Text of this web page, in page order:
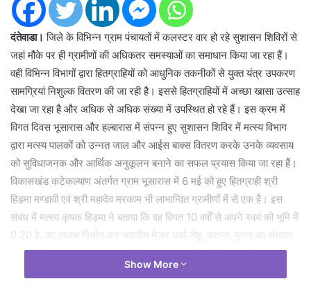
दंतेवाडा। जिले के विभिन्न ग्राम पंचायतों में कलस्टर वार हो रहे सुशासन शिविरों से
जहां मौके पर ही ग्रामीणों की अधिकतर समस्याओं का समाधान किया जा रहा हैं।
वही विभिन्न विभागों द्वारा हितग्राहियों को आधुनिक तकनीकों से युक्त यंत्र उपकरण
सामग्रियां निशुल्क वितरण की जा रही है। इससे हितग्राहियों में अच्छा खासा उत्साह
देखा जा रहा है और अधिक से अधिक संख्या में उपस्थित हो रहे हैं। इस क्रम में
विगत दिवस भूसारास और हल्बारास में संपन्न हुए सुशासन शिविर में मत्स्य विभाग
द्वारा मत्स्य पालकों को उन्नत जाल और आईस बाक्स वितरण करके उनके व्यवसाय
को सुविधाजनक और आर्थिक अनुकूलन बनाने का सफल प्रयास किया जा रहा हैं।
विकासखंड कटेकल्याण अंतर्गत ग्राम भूसारास में 6 मई को हुए हितग्राही श्री
हिड़मा मण्डावी एवं श्री महादेव मरकाम भी लाभान्वित ग्रामीणों में से एक है। इस
संबंध में मत्स्य कृषक हिड़मा ने बताया कि वह विगत 10 वर्षों से अपने स्वयं की भूमि में
0.20 हे. का तालाब निर्माण कर भारतीय मेजर कार्प रोहू, कतला, मृगल का संचयन
कर मछली पालन का कार्य कर रहा हैं। इनके द्वारा उसे प्रतिवर्ष 30 से 40 हजार
रूपये मछली विक्रय कर आमदनी होती हैं। जैसा कि हिड़मा ने बताया कि पूर्व में
Show More